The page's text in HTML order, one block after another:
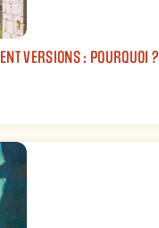
VERSIONS : POURQUOI ?